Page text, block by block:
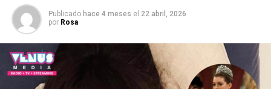
Publicado hace 4 meses el 22 abril, 2026
por Rosa